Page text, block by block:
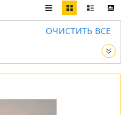
ОЧИСТИТЬ ВСЕ